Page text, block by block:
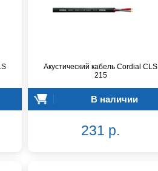
Акустический кабель Cordial CLS
215
В наличии
231 р.